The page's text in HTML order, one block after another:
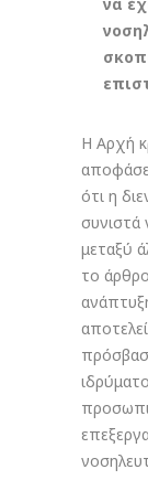
Η Αρχή
ότι η
συνιστά
μεταξύ
το